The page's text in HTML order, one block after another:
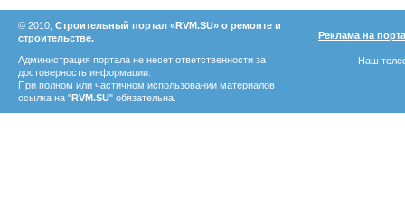
© 2010, Строительный портал «RVM.SU» о ремонте и
строительстве.
Администрация портала не несет ответственности за
достоверность информации.
При полном или частичном использовании материалов
ссылка на "RVM.SU" обязательна.
Реклама на
Наш